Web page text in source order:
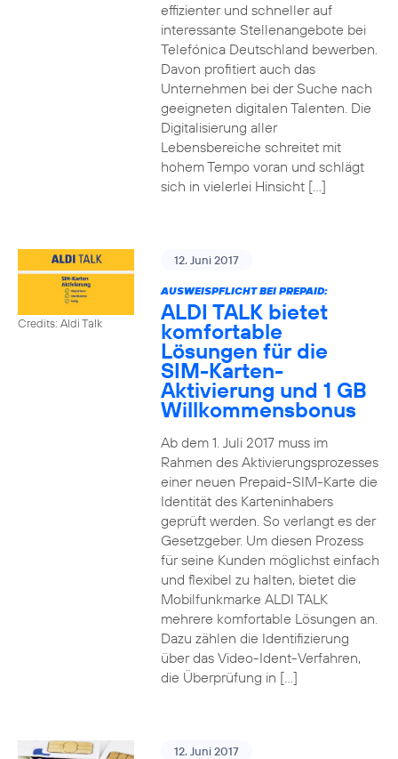
effizienter und schneller auf
interessante Stellenangebote bei
Telefónica Deutschland bewerben.
Davon profitiert auch das
Unternehmen bei der Suche nach
geeigneten digitalen Talenten. Die
Digitalisierung aller
Lebensbereiche schreitet mit
hohem Tempo voran und schlägt
sich in vielerlei Hinsicht […]
Credits: Aldi Talk
12. Juni 2017
AUSWEISPFLICHT BEI PREPAID:
ALDI TALK bietet
komfortable
Lösungen für die
SIM-Karten-
Aktivierung und 1 GB
Willkommensbonus
Ab dem 1. Juli 2017 muss im
Rahmen des Aktivierungsprozesses
einer neuen Prepaid-SIM-Karte die
Identität des Karteninhabers
geprüft werden. So verlangt es der
Gesetzgeber. Um diesen Prozess
für seine Kunden möglichst einfach
und flexibel zu halten, bietet die
Mobilfunkmarke ALDI TALK
mehrere komfortable Lösungen an.
Dazu zählen die Identifizierung
über das Video-Ident-Verfahren,
die Überprüfung in […]
12. Juni 2017